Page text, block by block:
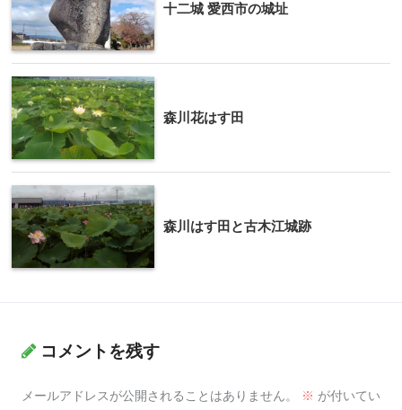
十二城 愛西市の城址
森川花はす田
森川はす田と古木江城跡
コメントを残す
メールアドレスが公開されることはありません。 ※ が付いてい